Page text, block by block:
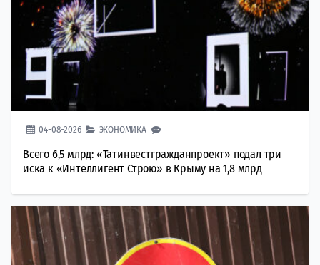
04-08-2026 ЭКОНОМИКА
Всего 6,5 млрд: «Татинвестгражданпроект» подал три
иска к «Интеллигент Строю» в Крыму на 1,8 млрд